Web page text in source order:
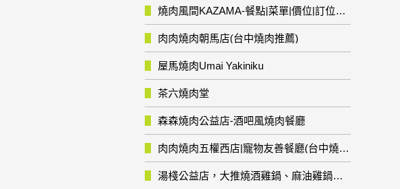
燒肉風間KAZAMA-餐點|菜單|價位|訂位資訊
肉肉燒肉朝馬店(台中燒肉推薦)
屋馬燒肉Umai Yakiniku
茶六燒肉堂
森森燒肉公益店-酒吧風燒肉餐廳
肉肉燒肉五權西店|寵物友善餐廳(台中燒肉推薦)
湯棧公益店，大推燒酒雞鍋、麻油雞鍋暖暖有夠補